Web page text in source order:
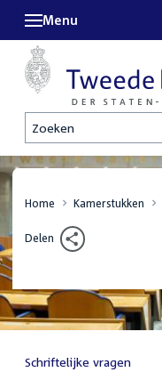
Zoeken
Menu
Home Kamerstukken
Delen
Schriftelijke vragen